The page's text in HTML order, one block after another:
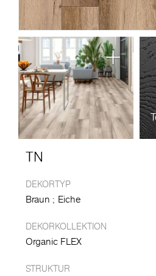
TN
DEKORTYP
Braun Eiche
DEKORKOLLEKTION
Organic FLEX
STRUKTUR